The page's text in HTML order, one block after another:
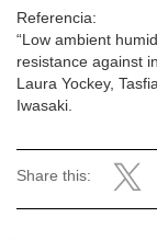
Referencia:
“Low ambient
resistance against
Laura Yockey,
Iwasaki.
Share this: